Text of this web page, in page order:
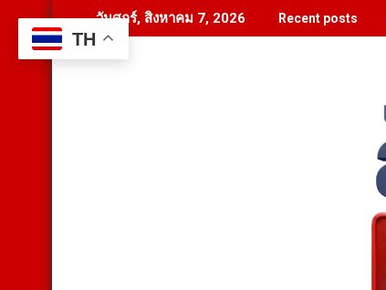
to
content
วันศุกร์, สิงหาคม 7, 2026 Recent posts
TH